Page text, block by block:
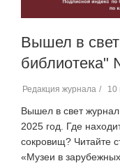
Вышел в
библиотека"
Редакция журнала 10
Вышел в свет
2025 год. Где
сокровищ? Читайте
«Музеи в